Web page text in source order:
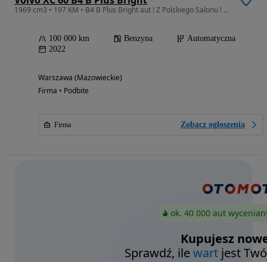
1969 cm3 • 197 KM • B4 B Plus Bright aut ! Z Polskiego Salonu ! Faktura VAT !
100 000 km Benzyna
Automatyczna
2022
Warszawa (Mazowieckie)
Firma • Podbite
Firma Zobacz ogłoszenia
ok. 40 000 aut
Kupujesz
Sprawdź, ilewart jest